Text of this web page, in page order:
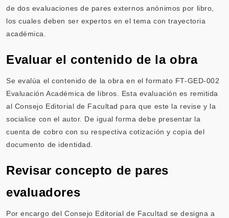
de dos evaluaciones de pares externos anónimos por libro,
los cuales deben ser expertos en el tema con trayectoria
académica.
Evaluar el contenido de la obra
Se evalúa el contenido de la obra en el formato FT-GED-002
Evaluación Académica de libros. Esta evaluación es remitida
al Consejo Editorial de Facultad para que este la revise y la
socialice con el autor. De igual forma debe presentar la
cuenta de cobro con su respectiva cotización y copia del
documento de identidad.
Revisar concepto de pares
evaluadores
Por encargo del Consejo Editorial de Facultad se designa a